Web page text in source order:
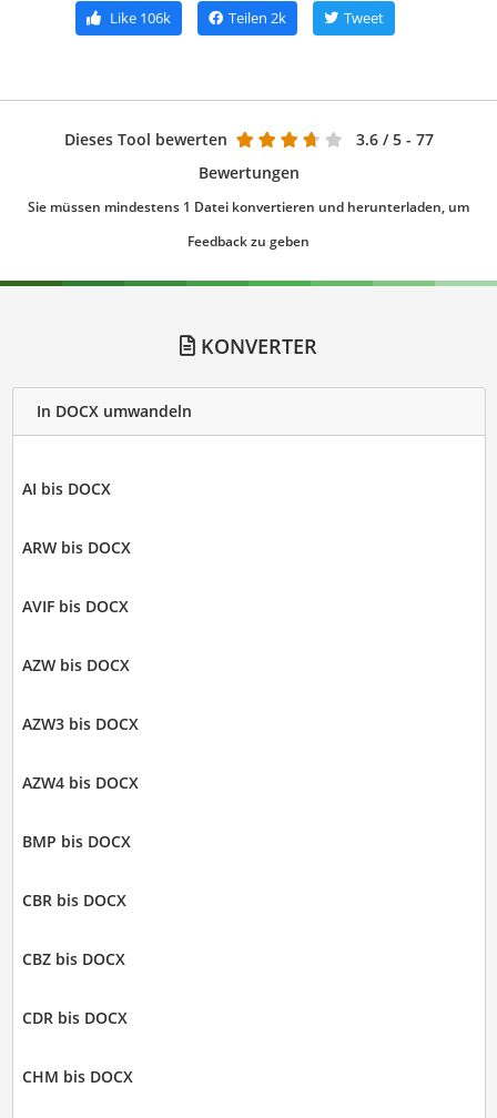
Like 106k Teilen 2k Tweet
Dieses Tool bewerten 3.6 / 5 - 77
Bewertungen
Sie müssen mindestens 1 Datei konvertieren und herunterladen, um
Feedback zu geben
KONVERTER
In DOCX umwandeln
AI bis DOCX
ARW bis DOCX
AVIF bis DOCX
AZW bis DOCX
AZW3 bis DOCX
AZW4 bis DOCX
BMP bis DOCX
CBR bis DOCX
CBZ bis DOCX
CDR bis DOCX
CHM bis DOCX